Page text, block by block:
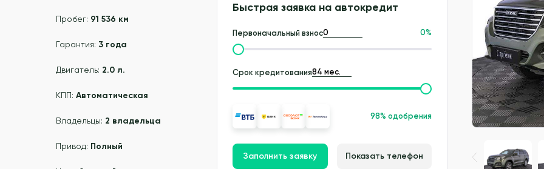
Пробег: 91 536 км
Гарантия: 3 года
Двигатель: 2.0 л.
КПП: Автоматическая
Владельцы: 2 владельца
Привод: Полный
Быстрая заявка на автокредит
Первоначальный взнос 0%
Срок кредитования
98% одобрения
Заполнить заявку Показать телефон